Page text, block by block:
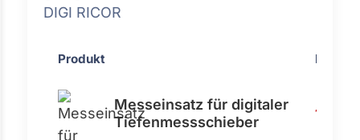
DIGI RICOR
Produkt Preis
Messeinsatz für digitaler
Tiefenmessschieber